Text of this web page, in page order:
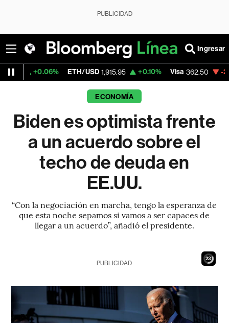
PUBLICIDAD
Ingresar
ETH/USD 1,915.95 +0.10% Visa 362.50 -2.15%
ECONOMÍA
Biden es optimista frente
a un acuerdo sobre el
techo de deuda en
EE.UU.
“Con la negociación en marcha, tengo la esperanza de
que esta noche sepamos si vamos a ser capaces de
llegar a un acuerdo”, añadió el presidente.
22
PUBLICIDAD